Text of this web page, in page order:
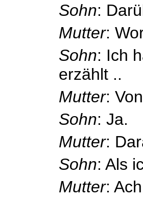
Sohn:
Mutter:
Sohn: Ich
erzählt ..
Mutter:
Sohn: Ja.
Mutter:
Sohn: Als
Mutter: